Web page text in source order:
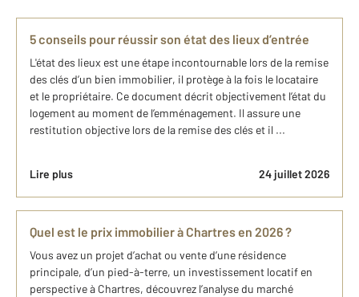
5 conseils pour réussir son état des lieux d’entrée
L'état des lieux est une étape incontournable lors de la remise
des clés d’un bien immobilier, il protège à la fois le locataire
et le propriétaire. Ce document décrit objectivement l’état du
logement au moment de l’emménagement. Il assure une
restitution objective lors de la remise des clés et il ...
Lire plus 24 juillet 2026
Quel est le prix immobilier à Chartres en 2026 ?
Vous avez un projet d’achat ou vente d’une résidence
principale, d’un pied-à-terre, un investissement locatif en
perspective à Chartres, découvrez l’analyse du marché